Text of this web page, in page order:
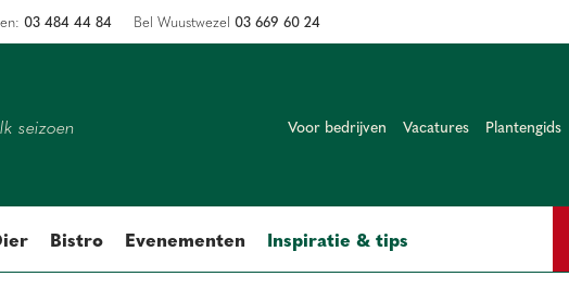
seizoen Voor bedrijven Vacatures Plantengids
Bistro Evenementen Inspiratie & tips
03 484 44 84 Bel Wuustwezel 03 669 60 24